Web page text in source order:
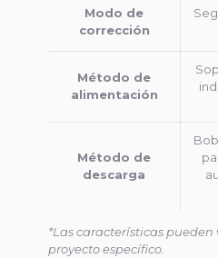
Modo de
corrección
Método de
alimentación
Método de
descarga
*Las características pueden
proyecto específico.